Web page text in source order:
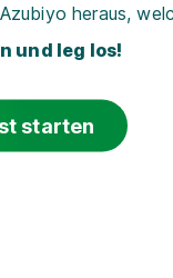
heraus,
und leg los!
starten